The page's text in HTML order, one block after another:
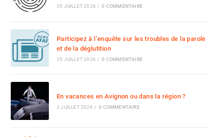
25 JUILLET 2026 / 0 COMMENTAIRE
Participez à l’enquête sur les troubles de la parole
et de la déglutition
25 JUILLET 2026 / 0 COMMENTAIRE
En vacances en Avignon ou dans la région ?
2 JUILLET 2026 / 0 COMMENTAIRE